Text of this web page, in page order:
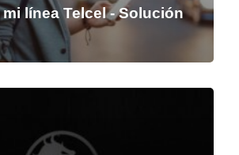
mi línea Telcel - Solución